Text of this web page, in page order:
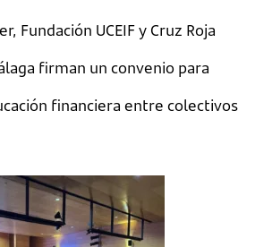
Fundación UCEIF y Cruz Roja
firman un convenio para
financiera entre colectivos